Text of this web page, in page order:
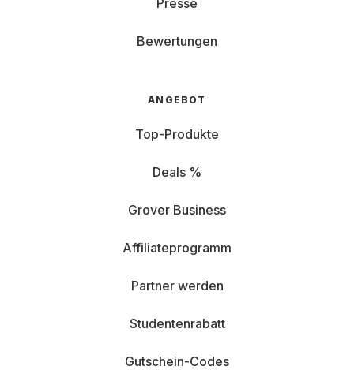
Presse
Bewertungen
ANGEBOT
Top-Produkte
Deals %
Grover Business
Affiliateprogramm
Partner werden
Studentenrabatt
Gutschein-Codes